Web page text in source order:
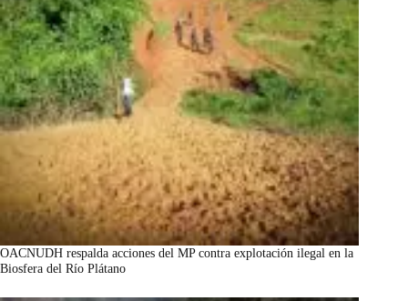
OACNUDH respalda acciones del MP contra explotación ilegal en la
Biosfera del Río Plátano